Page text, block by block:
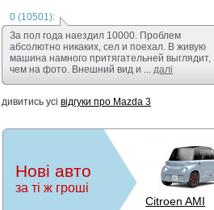
0 (10501):
За пол года наездил 10000. Проблем
абсолютно никаких, сел и поехал. В живую
машина намного притягательней выглядит,
чем на фото. Внешний вид и ... далі
дивитись усі відгуки про Mazda 3
Нові авто
за ті ж гроші
Citroen AMI